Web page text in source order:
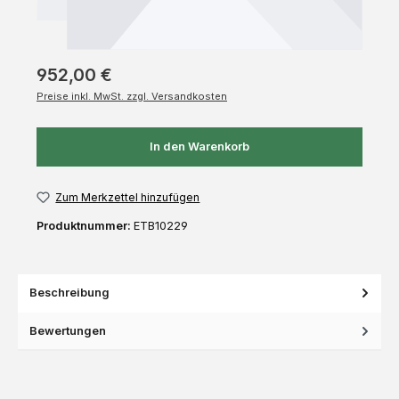
952,00 €
Preise inkl. MwSt. zzgl. Versandkosten
In den Warenkorb
Zum Merkzettel hinzufügen
Produktnummer: ETB10229
Beschreibung
Bewertungen